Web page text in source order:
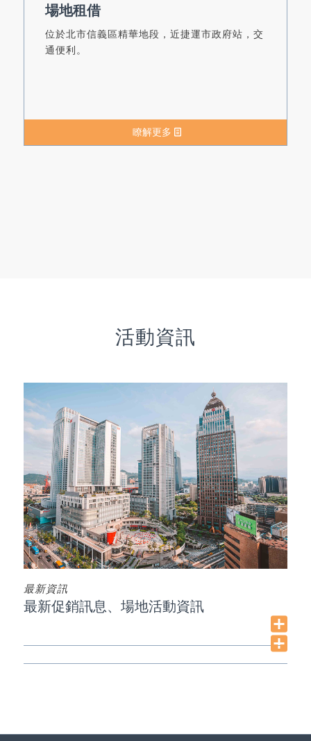
場地租借
位於北市信義區精華地段，近捷運市政府站，交
通便利。
瞭解更多
活動資訊
最新資訊
最新促銷訊息、場地活動資訊